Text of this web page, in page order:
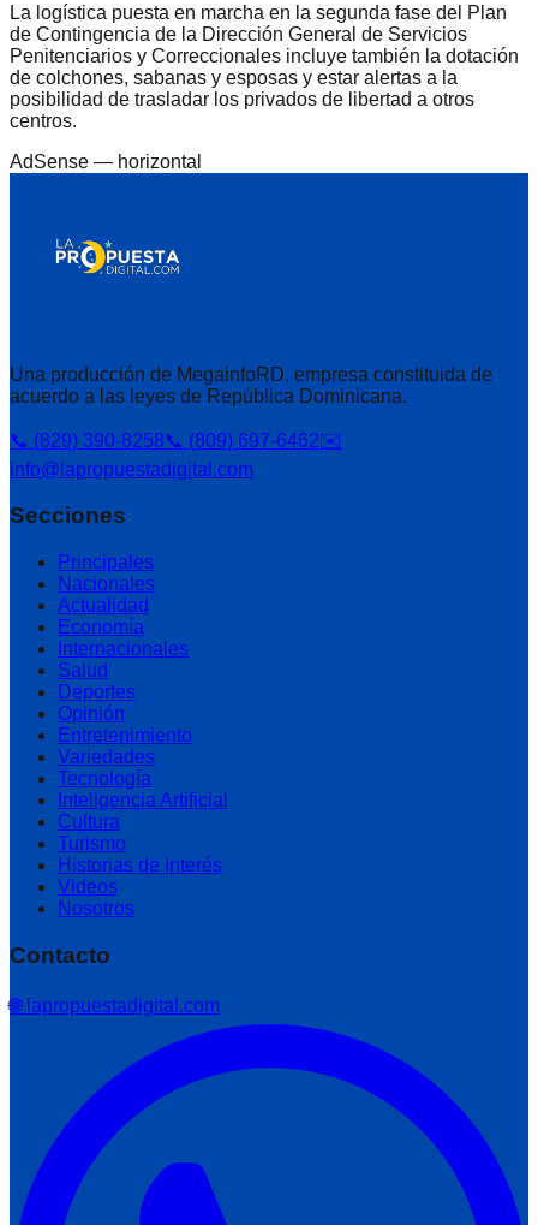
La logística puesta en marcha en la segunda fase del Plan
de Contingencia de la Dirección General de Servicios
Penitenciarios y Correccionales incluye también la dotación
de colchones, sabanas y esposas y estar alertas a la
posibilidad de trasladar los privados de libertad a otros
centros.
AdSense — horizontal
Una producción de MegainfoRD, empresa constituida de
acuerdo a las leyes de República Dominicana.
📞 (829) 390-8258📞 (809) 697-6462✉️
info@lapropuestadigital.com
Secciones
Principales
Nacionales
Actualidad
Economía
Internacionales
Salud
Deportes
Opinión
Entretenimiento
Variedades
Tecnología
Inteligencia Artificial
Cultura
Turismo
Historias de Interés
Videos
Nosotros
Contacto
🌐 lapropuestadigital.com